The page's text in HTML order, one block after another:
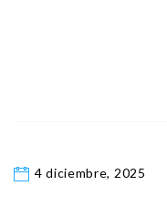
4 diciembre, 2025